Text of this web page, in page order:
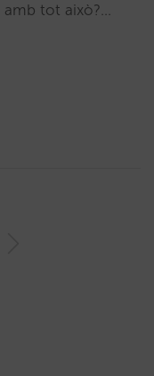
amb tot això?…